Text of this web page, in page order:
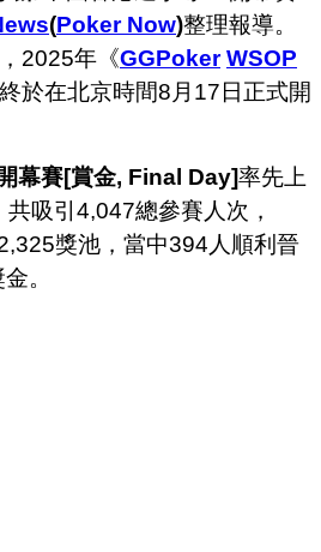
(Poker Now)整理報導。
2025年《GGPoker WSOP
於在北京時間8月17日正式開
幕賽[賞金, Final Day]率先上
吸引4,047總參賽人次，
獎池，當中394人順利晉
。